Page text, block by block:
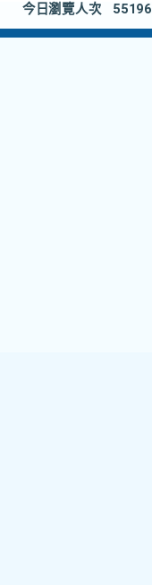
今日瀏覽人次
55196